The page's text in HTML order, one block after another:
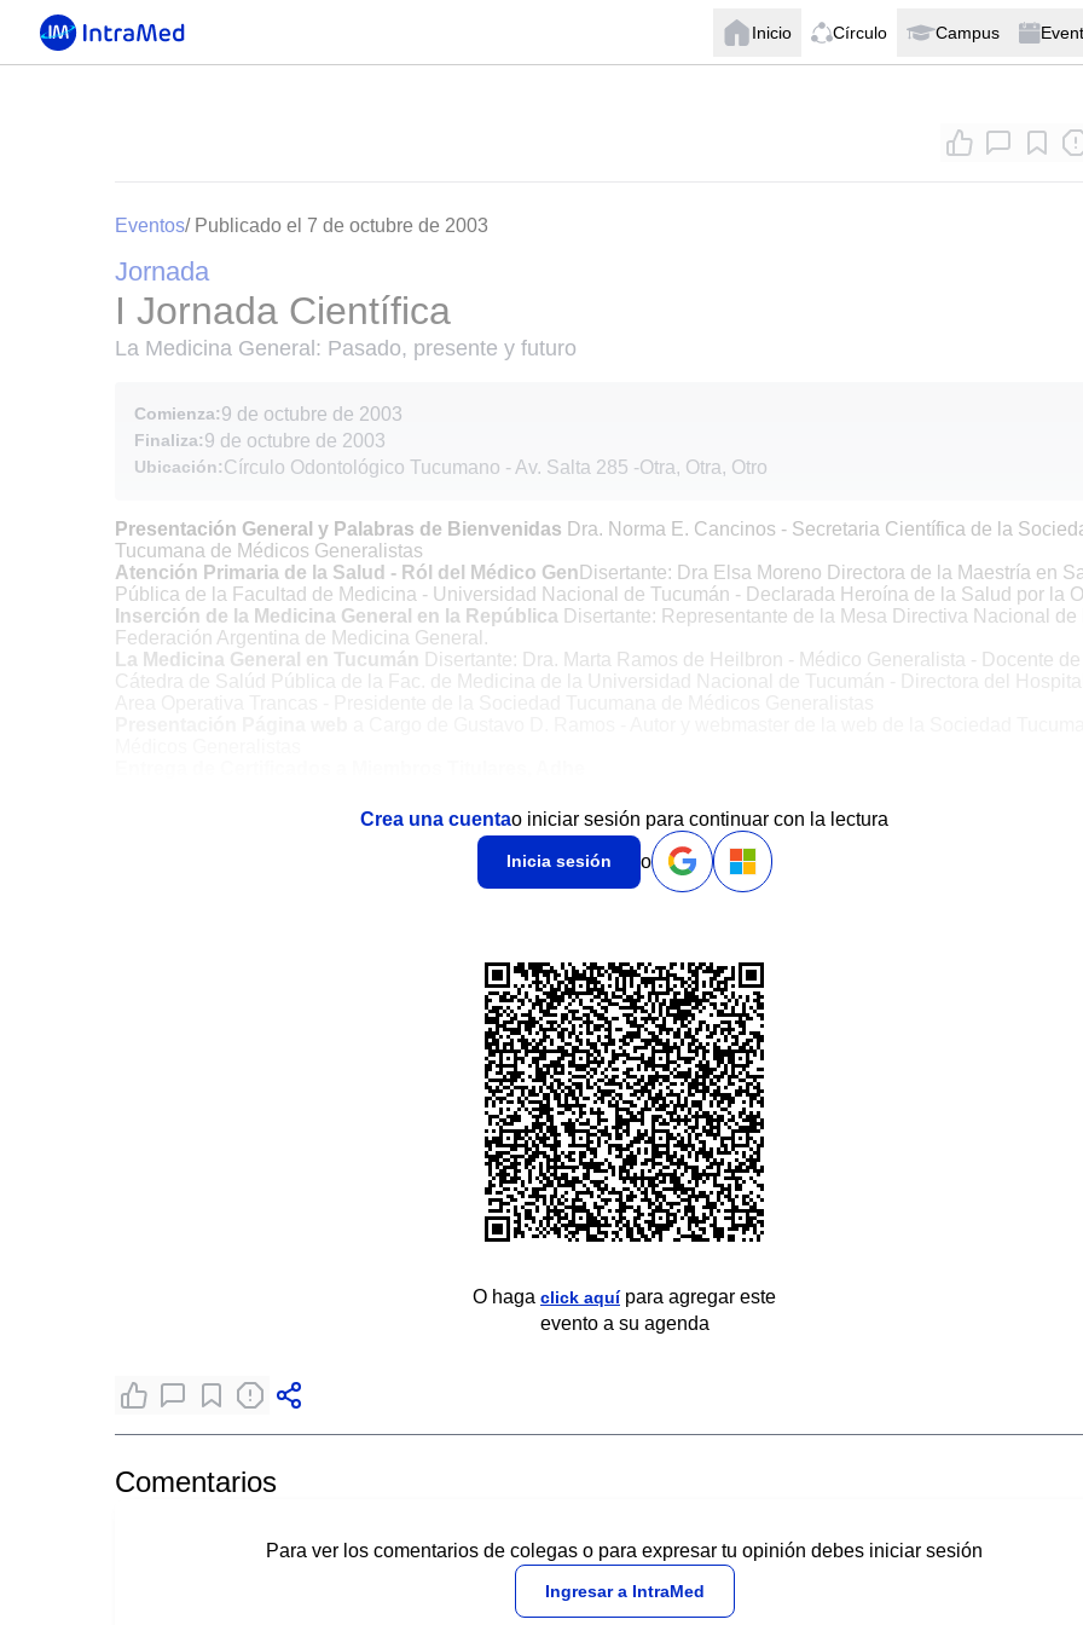
Inicio Círculo Campus
Eventos/ Publicado el 7 de octubre de 2003
Jornada
I Jornada Científica
La Medicina General: Pasado, presente y futuro
Comienza:9 de octubre de 2003
Finaliza:9 de octubre de 2003
Ubicación:Círculo Odontológico Tucumano - Av. Salta 285 -Otra, Otra, Otro
Presentación General y Palabras de Bienvenidas Dra. Norma E. Cancinos - Secretaria Científica de la
Tucumana de Médicos Generalistas
Atención Primaria de la Salud - Ról del Médico Gen Disertante: Dra Elsa Moreno Directora de la Maestría en
Pública de la Facultad de Medicina - Universidad Nacional de Tucumán - Declarada Heroína de la Salud por la
Inserción de la Medicina General en la República Disertante: Representante de la Mesa Directiva Nacional de
Federación Argentina de Medicina General.
La Medicina General en Tucumán Disertante: Dra. Marta Ramos de Heilbron - Médico Generalista - Docente de
Cátedra de Salúd Pública de la Fac. de Medicina de la Universidad Nacional de Tucumán - Directora del
Crea una cuentao iniciar sesión para continuar con la lectura
Inicia sesión o
O haga click aquípara agregar este
evento a su agenda
Comentarios
Para ver los comentarios de colegas o para expresar tu opinión debes iniciar sesión
Ingresar a IntraMed